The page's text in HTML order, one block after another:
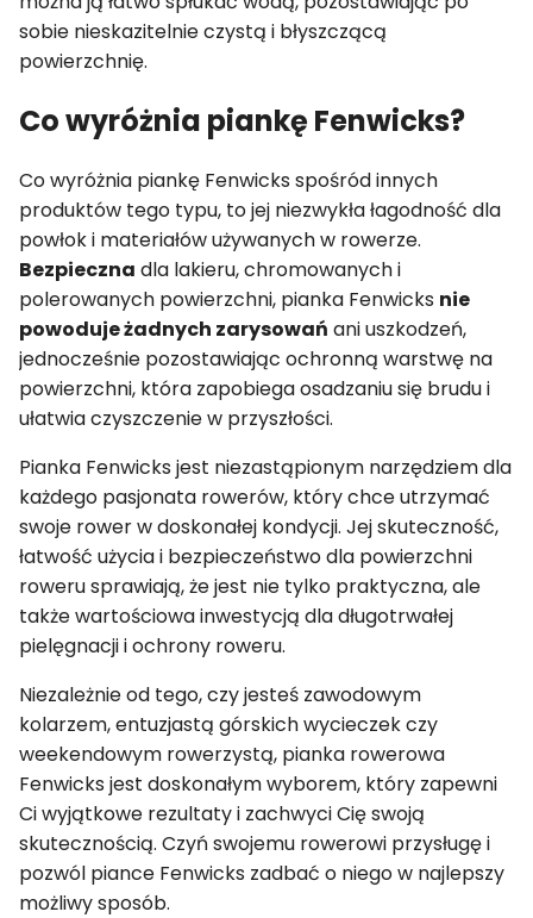
sobie nieskazitelnie czystą i błyszczącą
powierzchnię.
Co wyróżnia piankę Fenwicks?
Co wyróżnia piankę Fenwicks spośród innych
produktów tego typu, to jej niezwykła łagodność dla
powłok i materiałów używanych w rowerze.
Bezpieczna dla lakieru, chromowanych i
polerowanych powierzchni, pianka Fenwicks nie
powoduje żadnych zarysowań ani uszkodzeń,
jednocześnie pozostawiając ochronną warstwę na
powierzchni, która zapobiega osadzaniu się brudu i
ułatwia czyszczenie w przyszłości.
Pianka Fenwicks jest niezastąpionym narzędziem dla
każdego pasjonata rowerów, który chce utrzymać
swoje rower w doskonałej kondycji. Jej skuteczność,
łatwość użycia i bezpieczeństwo dla powierzchni
roweru sprawiają, że jest nie tylko praktyczna, ale
także wartościowa inwestycją dla długotrwałej
pielęgnacji i ochrony roweru.
Niezależnie od tego, czy jesteś zawodowym
kolarzem, entuzjastą górskich wycieczek czy
weekendowym rowerzystą, pianka rowerowa
Fenwicks jest doskonałym wyborem, który zapewni
Ci wyjątkowe rezultaty i zachwyci Cię swoją
skutecznością. Czyń swojemu rowerowi przysługę i
pozwól piance Fenwicks zadbać o niego w najlepszy
możliwy sposób.